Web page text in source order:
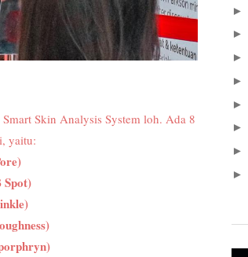
Skin Analysis System loh. Ada 8
yaitu:
Spot)